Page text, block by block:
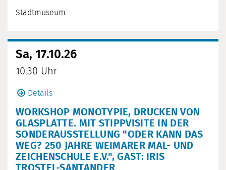
Stadtmuseum
Sa, 17.10.26
10:30 Uhr
Details
WORKSHOP MONOTYPIE, DRUCKEN VON
GLASPLATTE. MIT STIPPVISITE IN DER
SONDERAUSSTELLUNG "ODER KANN DAS
WEG? 250 JAHRE WEIMARER MAL- UND
ZEICHENSCHULE E.V.", GAST: IRIS
TROSTEL-SANTANDER